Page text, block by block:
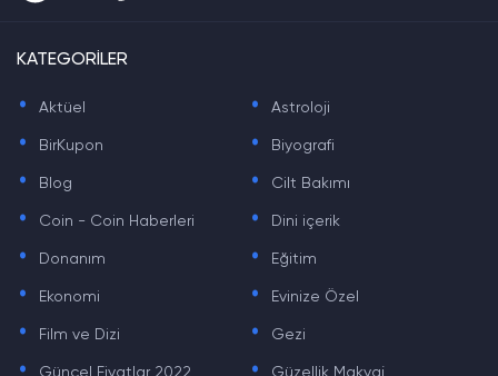
KATEGORİLER
. Aktüel . Astroloji
. BirKupon . Biyografi
. Blog . Cilt Bakımı
. Coin - Coin Haberleri . Dini içerik
. Donanım . Eğitim
. Ekonomi . Evinize Özel
. Film ve Dizi . Gezi
. Güncel Fiyatlar 2022 . Güzellik Makyaj